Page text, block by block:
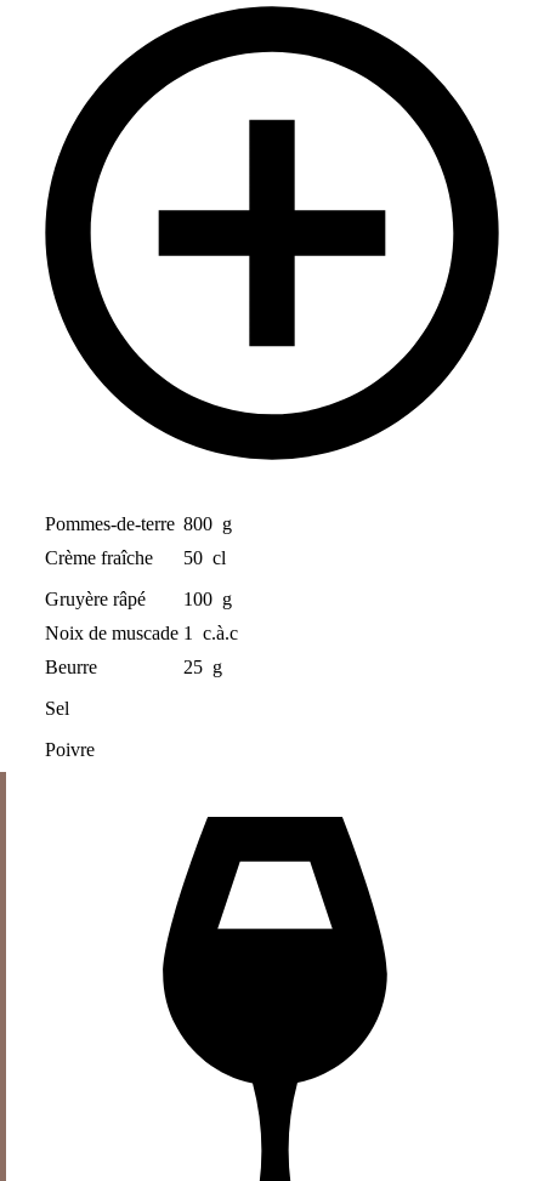
Pommes-de-terre 800 g
Crème fraîche
50 cl
Gruyère râpé
100 g
Noix de muscade 1
c.à.c
Beurre
25 g
Sel
Poivre